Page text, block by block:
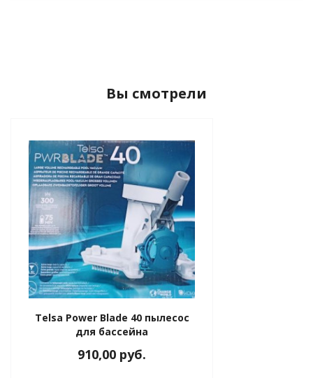
Вы смотрели
Telsa Power Blade 40 пылесос
для бассейна
910,00 руб.